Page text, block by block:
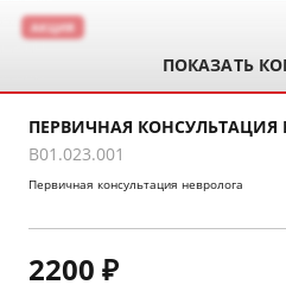
АКЦИЯ
ПОКАЗАТЬ
ПЕРВИЧНАЯ КОНСУЛЬТАЦИЯ
B01.023.001
Первичная консультация невролога
2200 ₽